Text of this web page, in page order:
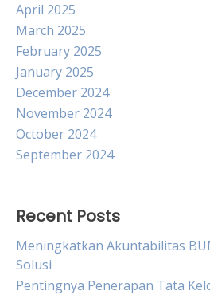
April 2025
March 2025
February 2025
January 2025
December 2024
November 2024
October 2024
September 2024
Recent Posts
Meningkatkan Akuntabilitas
Solusi
Pentingnya Penerapan Tata